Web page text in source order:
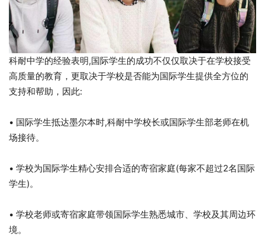
科耐中学的经验表明,国际学生的成功不仅仅取决于在学校接受
高质量的教育，更取决于学校是否能为国际学生提供全方位的
支持和帮助，因此:
• 国际学生抵达墨尔本时,科耐中学校长或国际学生部老师在机
场接待。
• 学校为国际学生精心安排合适的寄宿家庭(每家不超过2名国际
学生)。
• 学校老师或寄宿家庭带领国际学生熟悉城市、学校及其周边环
境。